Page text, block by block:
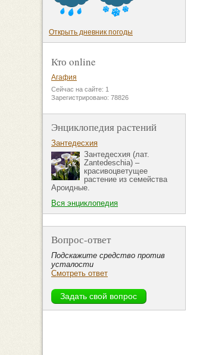
Открыть дневник погоды
Кто online
Агафия
Сейчас на сайте: 1
Зарегистрировано: 78826
Энциклопедия растений
Зантедесхия
Зантедесхия (лат.
Zantedeschia) –
красивоцветущее
растение из семейства
Ароидные.
Вся энциклопедия
Вопрос-ответ
Подскажите средство против
усталости
Смотреть ответ